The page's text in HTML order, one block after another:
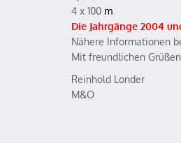
4 x 100 m
Die Jahrgänge 2004
Nähere Informationen
Mit freundlichen
Reinhold Londer
M&O